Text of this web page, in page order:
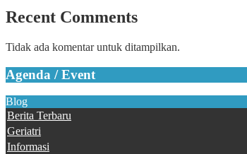
Recent Comments
Tidak ada komentar untuk ditampilkan.
Agenda / Event
Blog
Berita Terbaru
Geriatri
Informasi